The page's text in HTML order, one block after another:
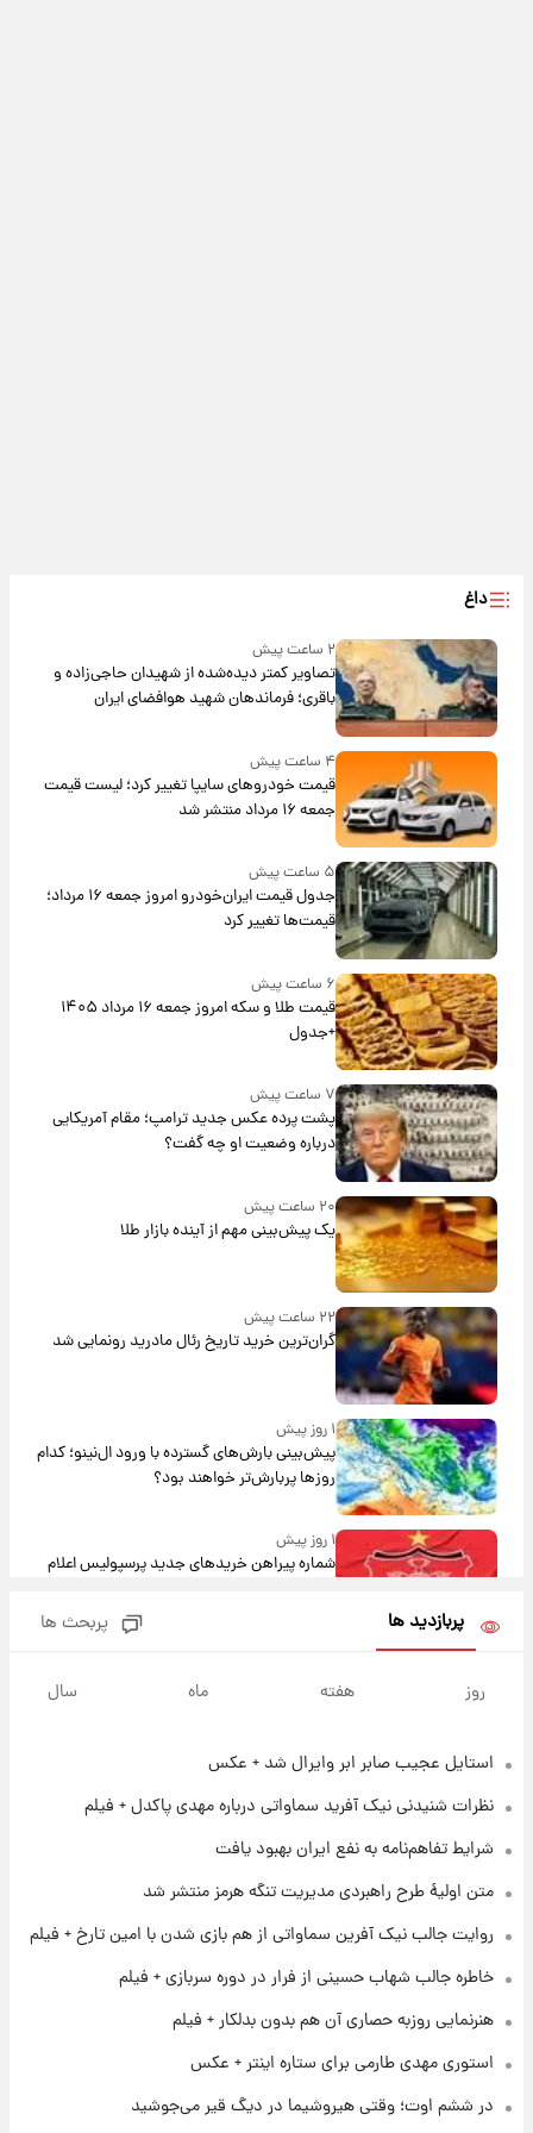
داغ
۲ ساعت پیش
تصاویر کمتر دیده‌شده از شهیدان حاجی‌زاده و
باقری؛ فرماندهان شهید هوافضای ایران
۴ ساعت پیش
قیمت خودروهای سایپا تغییر کرد؛ لیست قیمت
جمعه ۱۶ مرداد منتشر شد
۵ ساعت پیش
جدول قیمت ایران‌خودرو امروز جمعه ۱۶ مرداد؛
قیمت‌ها تغییر کرد
۶ ساعت پیش
قیمت طلا و سکه امروز جمعه ۱۶ مرداد ۱۴۰۵
+جدول
۷ ساعت پیش
پشت پرده عکس جدید ترامپ؛ مقام آمریکایی
درباره وضعیت او چه گفت؟
۲۰ ساعت پیش
یک پیش‌بینی مهم از آینده بازار طلا
۲۲ ساعت پیش
گران‌ترین خرید تاریخ رئال مادرید رونمایی شد
۱ روز پیش
پیش‌بینی بارش‌های گسترده با ورود ال‌نینو؛ کدام
روزها پربارش‌تر خواهند بود؟
۱ روز پیش
شماره پیراهن خریدهای جدید پرسپولیس اعلام
شد+فیلم
۱ روز پیش
امروز پنجشنبه ۱۵ مرداد ۱۴۰۵ +جدول
قیمت طلا و سکه امروز پنجشنبه ۱۵ مرداد ۱۴۰۵
۱ روز پیش
شارژ جدید کالابرگ برای سه دهک؛ جزئیات اعلام
شد
شرایط تازه فروش اقساطی سایپا اعلام شد؛
پربازدید ها پربحث ها
روز هفته ماه سال
استایل عجیب صابر ابر وایرال شد + عکس
نظرات شنیدنی نیک آفرید سماواتی درباره مهدی پاکدل + فیلم
شرایط تفاهم‌نامه به نفع ایران بهبود یافت
متن اولیۀ طرح راهبردی مدیریت تنگه هرمز منتشر شد
روایت جالب نیک آفرین سماواتی از هم بازی شدن با امین تارخ + فیلم
خاطره جالب شهاب حسینی از فرار در دوره سربازی + فیلم
هنرنمایی روزبه حصاری آن هم بدون بدلکار + فیلم
استوری مهدی طارمی برای ستاره اینتر + عکس
در ششم اوت؛ وقتی هیروشیما در دیگ قیر می‌جوشید